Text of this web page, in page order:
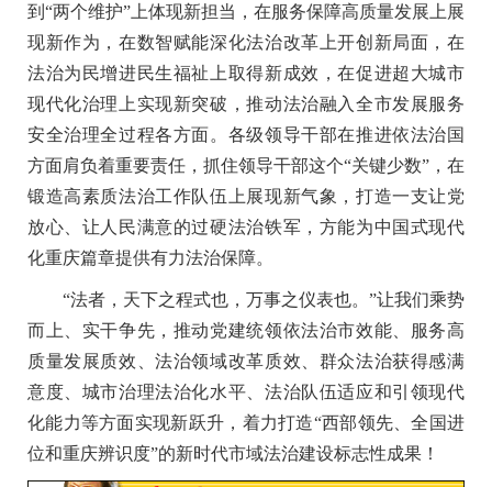
到“两个维护”上体现新担当，在服务保障高质量发展上展
现新作为，在数智赋能深化法治改革上开创新局面，在
法治为民增进民生福祉上取得新成效，在促进超大城市
现代化治理上实现新突破，推动法治融入全市发展服务
安全治理全过程各方面。各级领导干部在推进依法治国
方面肩负着重要责任，抓住领导干部这个“关键少数”，在
锻造高素质法治工作队伍上展现新气象，打造一支让党
放心、让人民满意的过硬法治铁军，方能为中国式现代
化重庆篇章提供有力法治保障。
“法者，天下之程式也，万事之仪表也。”让我们乘势
而上、实干争先，推动党建统领依法治市效能、服务高
质量发展质效、法治领域改革质效、群众法治获得感满
意度、城市治理法治化水平、法治队伍适应和引领现代
化能力等方面实现新跃升，着力打造“西部领先、全国进
位和重庆辨识度”的新时代市域法治建设标志性成果！